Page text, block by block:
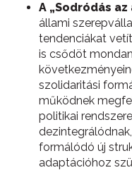
A „Sodródás az
állami
tendenciákat
is csődöt
szolidaritási
működnek
politikai
formálódó új
adaptációhoz